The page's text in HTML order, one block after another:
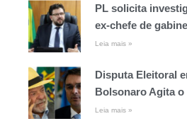
PL solicita
ex-chefe de
Leia mais »
Disputa Eleitoral
Bolsonaro Agita o
Leia mais »